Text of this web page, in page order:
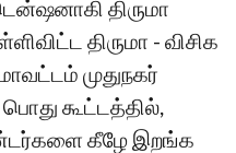
திருமா
திருமா - விசிக
முதுநகர்
கூட்டத்தில்,
கீழே இறங்க